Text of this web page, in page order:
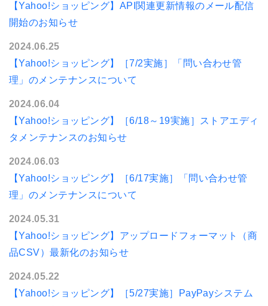
【Yahoo!ショッピング】API関連更新情報のメール配信
開始のお知らせ
2024.06.25
【Yahoo!ショッピング】［7/2実施］「問い合わせ管
理」のメンテナンスについて
2024.06.04
【Yahoo!ショッピング】［6/18～19実施］ストアエディ
タメンテナンスのお知らせ
2024.06.03
【Yahoo!ショッピング】［6/17実施］「問い合わせ管
理」のメンテナンスについて
2024.05.31
【Yahoo!ショッピング】アップロードフォーマット（商
品CSV）最新化のお知らせ
2024.05.22
【Yahoo!ショッピング】［5/27実施］PayPayシステム